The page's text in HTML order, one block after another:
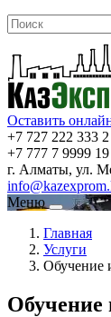
Оставить
+7 727 222 333 2
+7 777 7 9999 19
г. Алматы, ул.
Меню
Главная
Услуги
Обучение
Обучение